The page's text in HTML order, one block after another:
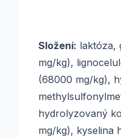
Složení: laktóza,
mg/kg),
(68000 mg/kg),
hydrolyzovaný
mg/kg), kyselina